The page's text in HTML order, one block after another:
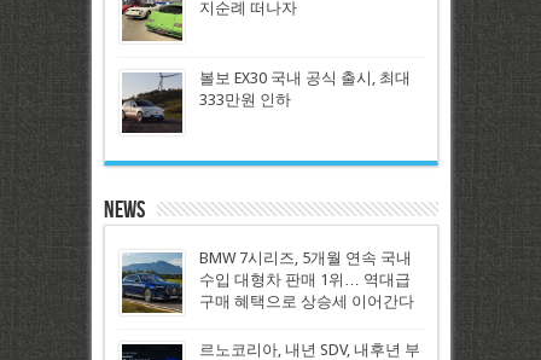
지순례 떠나자
볼보 EX30 국내 공식 출시, 최대
333만원 인하
News
BMW 7시리즈, 5개월 연속 국내
수입 대형차 판매 1위… 역대급
구매 혜택으로 상승세 이어간다
르노코리아, 내년 SDV, 내후년 부